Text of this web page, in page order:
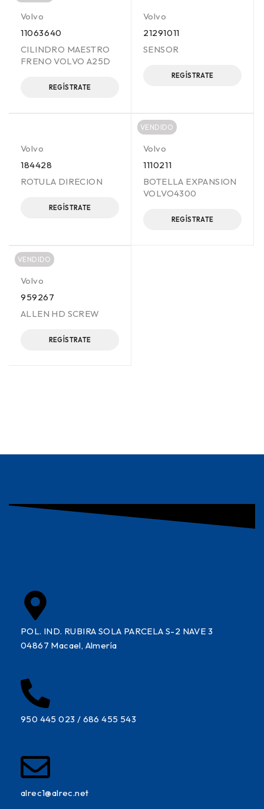
Volvo
11063640
CILINDRO MAESTRO
FRENO VOLVO A25D
REGÍSTRATE
Volvo
21291011
SENSOR
REGÍSTRATE
Volvo
184428
ROTULA DIRECION
REGÍSTRATE
VENDIDO
Volvo
1110211
BOTELLA EXPANSION
VOLVO4300
REGÍSTRATE
VENDIDO
Volvo
959267
ALLEN HD SCREW
REGÍSTRATE
POL. IND. RUBIRA SOLA PARCELA S-2 NAVE 3
04867 Macael, Almería
950 445 023 / 686 455 543
alrec1@alrec.net